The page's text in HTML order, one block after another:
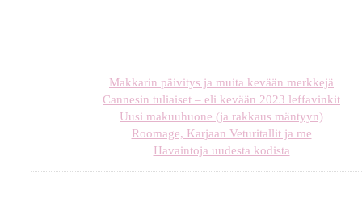
Makkarin päivitys ja muita kevään merkkejä
Cannesin tuliaiset – eli kevään 2023 leffavinkit
Uusi makuuhuone (ja rakkaus mäntyyn)
Roomage, Karjaan Veturitallit ja me
Havaintoja uudesta kodista